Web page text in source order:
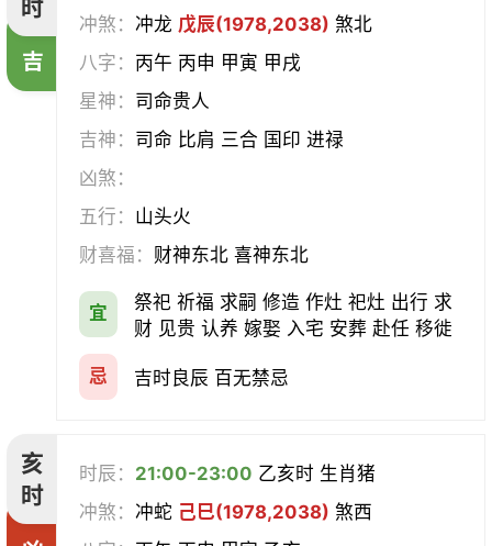
时
吉
冲煞：冲龙 戊辰(1978,2038) 煞北
八字： 丙午 丙申 甲寅 甲戌
星神： 司命贵人
吉神： 司命 比肩 三合 国印 进禄
凶煞：
五行： 山头火
财喜福： 财神东北 喜神东北
宜
祭祀 祈福 求嗣 修造 作灶 祀灶 出行 求
财 见贵 认养 嫁娶 入宅 安葬 赴任 移徙
忌 吉时良辰 百无禁忌
亥
时
时辰： 21:00-23:00 乙亥时 生肖猪
冲煞：冲蛇 己巳(1978,2038) 煞西